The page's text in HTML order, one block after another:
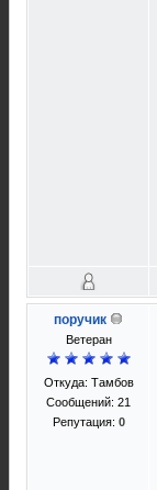
поручик
Ветеран
Откуда: Тамбов
Сообщений: 21
Репутация: 0